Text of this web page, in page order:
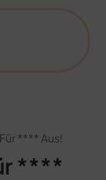
**** Aus!
****